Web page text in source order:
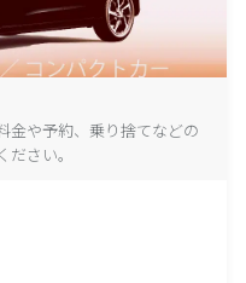
金や予約、乗り捨てなどの
さい。